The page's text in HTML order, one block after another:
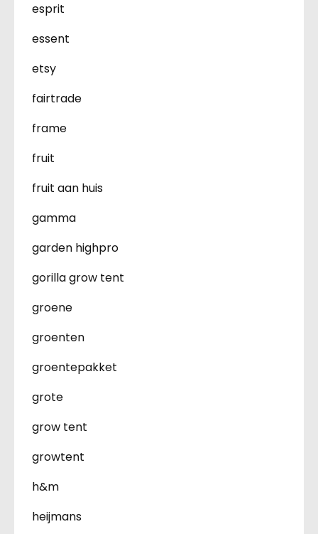
esprit
essent
etsy
fairtrade
frame
fruit
fruit aan huis
gamma
garden highpro
gorilla grow tent
groene
groenten
groentepakket
grote
grow tent
growtent
h&m
heijmans